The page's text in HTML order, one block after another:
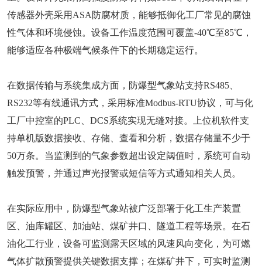
传感器外壳采用ASA防腐材质，能够抵御化工厂常见的腐蚀
性气体和环境侵蚀。设备工作温度范围可覆盖-40℃至85℃，
能够适应各种极端气候条件下的长期稳定运行。
在数据传输与系统集成方面，防爆型气象站支持RS485、
RS232等有线通讯方式，采用标准Modbus-RTU协议，可与化
工厂中控室的PLC、DCS系统实现无缝对接。上位机软件支
持单机版数据接收、存储、查看和分析，数据存储量不少于
50万条。当监测到的气象参数超出设定阈值时，系统可自动
触发预警，并通过声光报警或短信等方式通知相关人员。
在实际应用中，防爆型气象站被广泛部署于化工生产装置
区、油库罐区、加油站、煤矿井口、隧道工程等场景。在石
油化工行业，设备可监测露天区域的风速风向变化，为可燃
气体扩散预警提供关键数据支撑；在煤矿井下，可实时监测